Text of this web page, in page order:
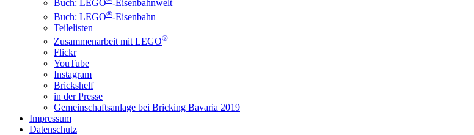
Buch: LEGO
-Eisenbahnwelt
Buch: LEGO®-Eisenbahn
Teilelisten
Zusammenarbeit mit LEGO®
Flickr
YouTube
Instagram
Brickshelf
in der Presse
Gemeinschaftsanlage bei Bricking Bavaria 2019
Impressum
Datenschutz